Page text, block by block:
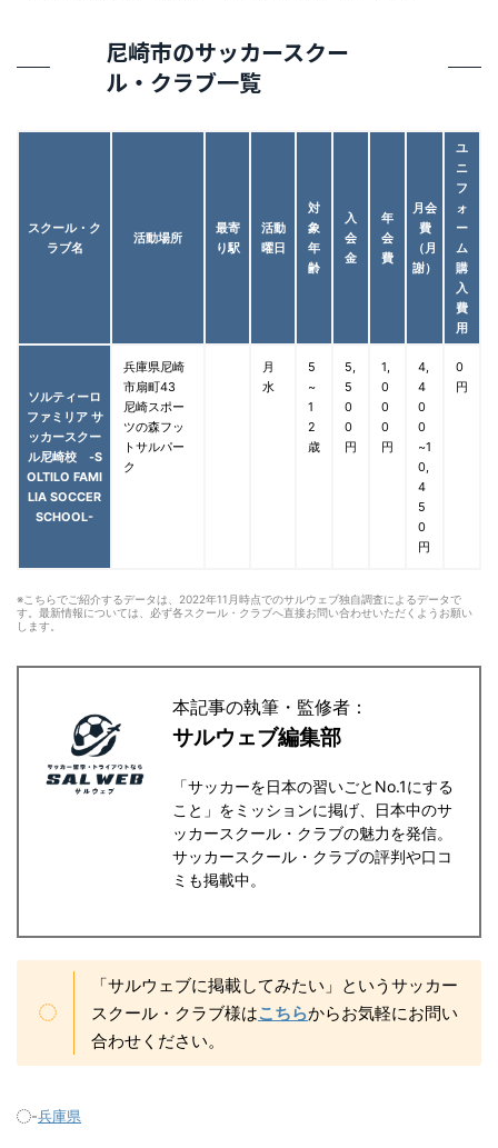
尼崎市のサッカースクー
ル・クラブ一覧
スクール・ク
ラブ名
活動場所
最寄
り駅
活動
曜日
対
象
年
齢
入
会
金
年
会
費
月会
費
（月
謝）
ユ
ニ
フ
ォ
ー
ム
購
入
費
用
ソルティーロ
ファミリア サ
ッカースクー
ル尼崎校 -S
OLTILO FAMI
LIA SOCCER
SCHOOL-
兵庫県尼崎
市扇町43
尼崎スポー
ツの森フッ
トサルパー
ク
月
水
5
~
1
2
歳
5,
5
0
0
円
1,
0
0
0
円
4,
4
0
0
~1
0,
4
5
0
円
0
円
※こちらでご紹介するデータは、2022年11月時点でのサルウェブ独自調査によるデータで
す。最新情報については、必ず各スクール・クラブへ直接お問い合わせいただくようお願い
します。
本記事の執筆・監修者：
サルウェブ編集部
「サッカーを日本の習いごとNo.1にする
こと」をミッションに掲げ、日本中のサ
ッカースクール・クラブの魅力を発信。
サッカースクール・クラブの評判や口コ
ミも掲載中。
「サルウェブに掲載してみたい」というサッカー
スクール・クラブ様はこちらからお気軽にお問い
合わせください。
-兵庫県